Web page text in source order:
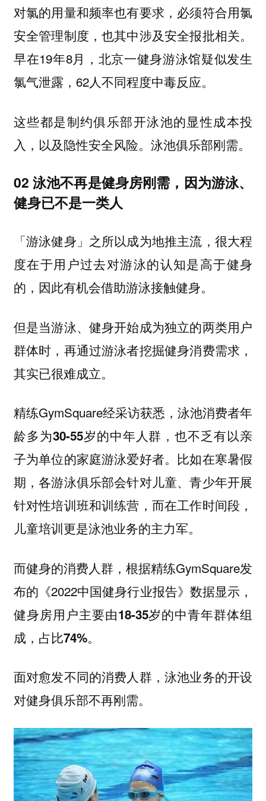
对氯的用量和频率也有要求，必须符合用氯
安全管理制度，也其中涉及安全报批相关。
早在19年8月，北京一健身游泳馆疑似发生
氯气泄露，62人不同程度中毒反应。
这些都是制约俱乐部开泳池的显性成本投
入，以及隐性安全风险。泳池俱乐部刚需。
02 泳池不再是健身房刚需，因为游泳、
健身已不是一类人
「游泳健身」之所以成为地推主流，很大程
度在于用户过去对游泳的认知是高于健身
的，因此有机会借助游泳接触健身。
但是当游泳、健身开始成为独立的两类用户
群体时，再通过游泳者挖掘健身消费需求，
其实已很难成立。
精练GymSquare经采访获悉，泳池消费者年
龄多为30-55岁的中年人群，也不乏有以亲
子为单位的家庭游泳爱好者。 比如在寒暑假
期，各游泳俱乐部会针对儿童、青少年开展
针对性培训班和训练营，而在工作时间段，
儿童培训更是泳池业务的主力军。
而健身的消费人群，根据精练GymSquare发
布的《2022中国健身行业报告》数据显示，
健身房用户主要由18-35岁的中青年群体组
成，占比74%。
面对愈发不同的消费人群，泳池业务的开设
对健身俱乐部不再刚需。